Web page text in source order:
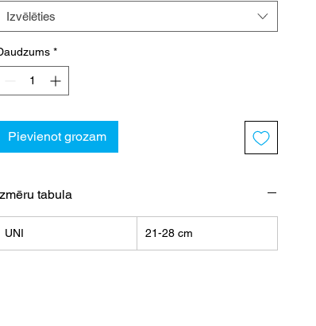
Izvēlēties
*
Pievienot grozam
tabula
UNI 21-28 cm